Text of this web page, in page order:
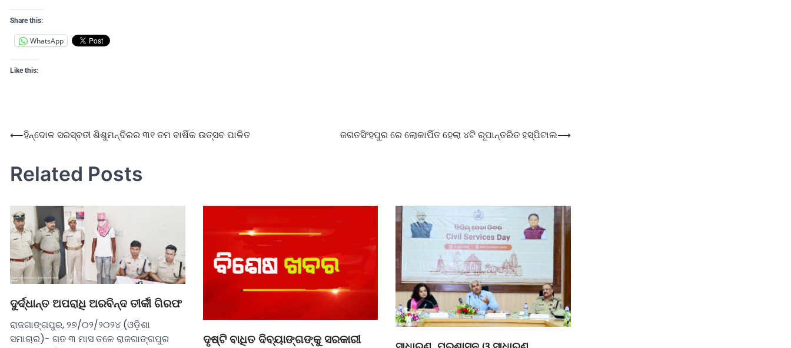
Share this:
WhatsApp
Like this:
⟵ହିନ୍ଦୋଳ ସରସ୍ବତୀ ଶିଶୁମନ୍ଦିରର ୩୧ ତମ ବାର୍ଷିକ ଉତ୍ସବ ପାଳିତ ଜଗତସିଂହପୁର ରେ ଲୋକାର୍ପିତ ହେଲା ୪ଟି ରୂପାନ୍ତରିତ ହସ୍ପିଟାଲ⟶
Related Posts
ଦୁର୍ଦ୍ଧାନ୍ତ ଅପରାଧି ଅରବିନ୍ଦ ତୀର୍କୀ ଗିରଫ
ରାଜଗାଙ୍ଗପୁର, ୨୭/୦୨/୨୦୨୪ (ଓଡ଼ିଶା
ସମାଚାର)- ଗତ ୩ ମାସ ତଳେ ରାଜଗାଙ୍ଗପୁର
ଦୃଷ୍ଟି ବାଧିତ ଦିବ୍ୟାଙ୍ଗଙ୍କୁ ସରକାରୀ